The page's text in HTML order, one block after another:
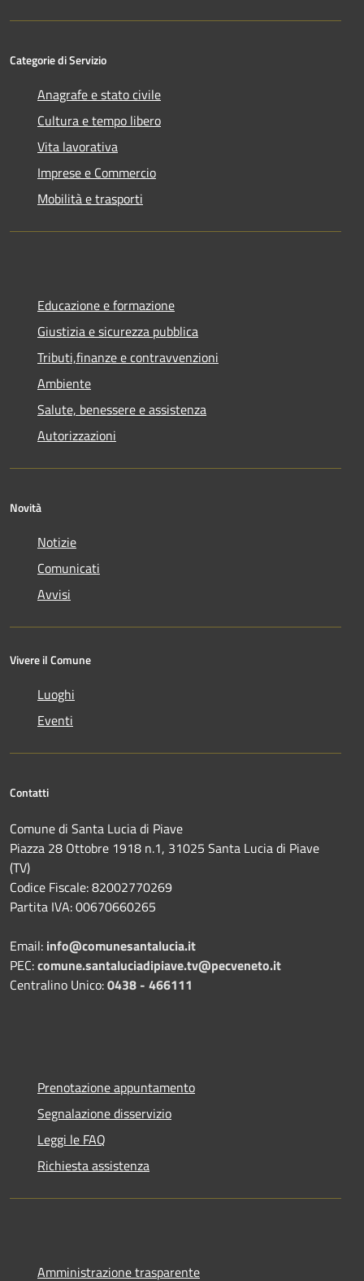
Categorie di Servizio
Anagrafe e stato civile
Cultura e tempo libero
Vita lavorativa
Imprese e Commercio
Mobilità e trasporti
Educazione e formazione
Giustizia e sicurezza pubblica
Tributi,finanze e contravvenzioni
Ambiente
Salute, benessere e assistenza
Autorizzazioni
Novità
Notizie
Comunicati
Avvisi
Vivere il Comune
Luoghi
Eventi
Contatti
Comune di Santa Lucia di Piave
Piazza 28 Ottobre 1918 n.1, 31025 Santa Lucia di Piave
(TV)
Codice Fiscale: 82002770269
Partita IVA: 00670660265
Email: info@comunesantalucia.it
PEC:comune.santaluciadipiave.tv@pecveneto.it
Centralino Unico:0438 - 466111
Prenotazione appuntamento
Segnalazione disservizio
Leggi le FAQ
Richiesta assistenza
Amministrazione trasparente